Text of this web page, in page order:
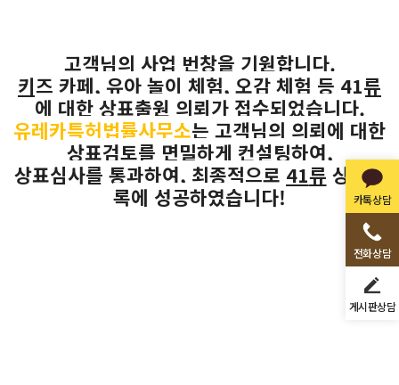
카톡상담
전화상담
게시판상담
고객님의 사업 번창을 기원합니다.
키즈 카페, 유아 놀이 체험, 오감 체험 등 41류
에 대한 상표출원 의뢰가 접수되었습니다.
유레카특허법률사무소는 고객님의 의뢰에 대한
상표검토를 면밀하게 컨설팅하여,
상표심사를 통과하여, 최종적으로 41류 상표등
록에 성공하였습니다!